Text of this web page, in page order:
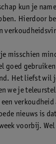
kun je
Hierdoor
misschien
goed
Het liefst wil
we je
nieuws is
voorbij.